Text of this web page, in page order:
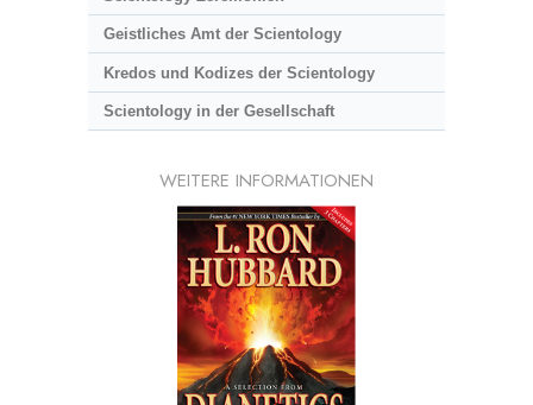
Geistliches Amt der Scientology
Kredos und Kodizes der Scientology
Scientology in der Gesellschaft
WEITERE INFORMATIONEN